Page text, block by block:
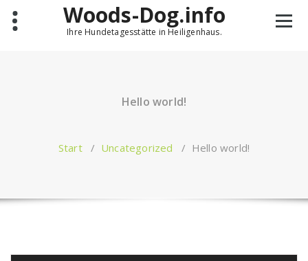
Woods-Dog.info
Ihre Hundetagesstätte in Heiligenhaus.
Hello world!
Start/ Uncategorized / Hello world!